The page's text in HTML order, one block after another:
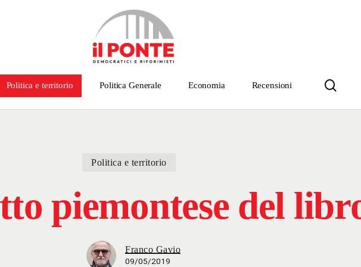
Politica e territorio Politica Generale Economia Recensioni
Politica e territorio
piemontese del
Franco Gavio
09/05/2019